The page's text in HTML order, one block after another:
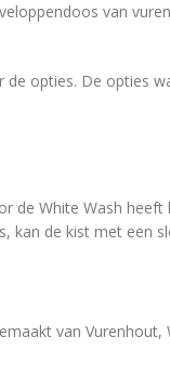
van
opties. De opties
White Wash heeft
kan de kist met een
van Vurenhout,